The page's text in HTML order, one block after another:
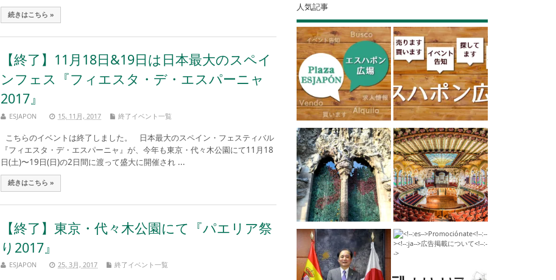
続きはこちら »
【終了】11月18日&19日は日本最大のスペイ
ンフェス『フィエスタ・デ・エスパーニャ
2017』
ESJAPON 15, 11月, 2017 終了イベント一覧
こちらのイベントは終了しました。 日本最大のスペイン・フェスティバル
『フィエスタ・デ・エスパーニャ』が、今年も東京・代々木公園にて11月18
日(土)〜19日(日)の2日間に渡って盛大に開催され ...
続きはこちら »
【終了】東京・代々木公園にて『パエリア祭
り2017』
ESJAPON 25, 3月, 2017 終了イベント一覧
人気記事